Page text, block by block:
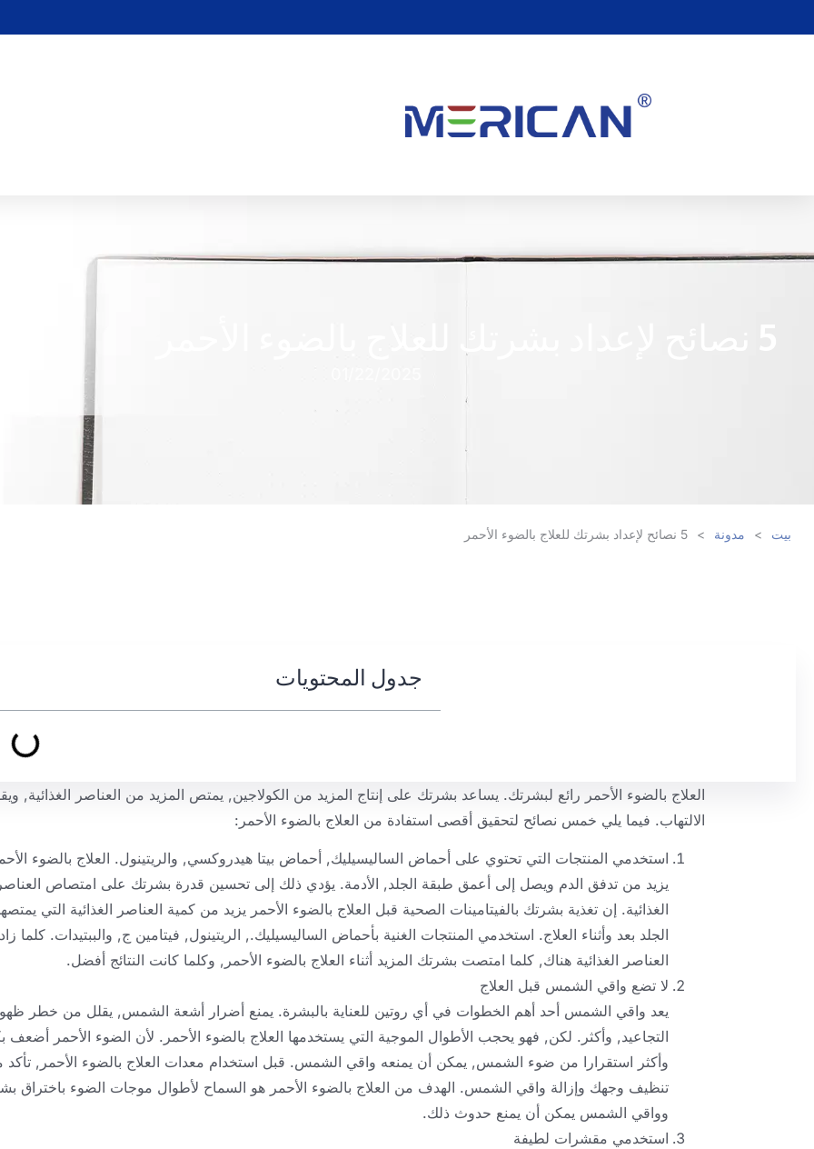
بيت > مدونة > 5 نصائح لإعداد بشرتك للعلاج بالضوء الأحمر
جدول المحتويات
العلاج بالضوء الأحمر رائع لبشرتك. يساعد بشرتك على إنتاج المزيد من الكولاجين, يمتص المزيد من العناصر الغذائية,
الالتهاب. فيما يلي خمس نصائح لتحقيق أقصى استفادة من العلاج بالضوء الأحمر:
استخدمي المنتجات التي تحتوي على أحماض الساليسيليك, أحماض بيتا هيدروكسي, والريتينول. العلاج بالضوء
يزيد من تدفق الدم ويصل إلى أعمق طبقة الجلد, الأدمة. يؤدي ذلك إلى تحسين قدرة بشرتك على امتصاص العناصر
الغذائية. إن تغذية بشرتك بالفيتامينات الصحية قبل العلاج بالضوء الأحمر يزيد من كمية العناصر الغذائية التي
الجلد بعد وأثناء العلاج. استخدمي المنتجات الغنية بأحماض الساليسيليك., الريتينول, فيتامين ج, والببتيدات. كلما
العناصر الغذائية هناك, كلما امتصت بشرتك المزيد أثناء العلاج بالضوء الأحمر, وكلما كانت النتائج أفضل.
لا تضع واقي الشمس قبل العلاج
يعد واقي الشمس أحد أهم الخطوات في أي روتين للعناية بالبشرة. يمنع أضرار أشعة الشمس, يقلل من خطر
التجاعيد, وأكثر. لكن, فهو يحجب الأطوال الموجية التي يستخدمها العلاج بالضوء الأحمر. لأن الضوء الأحمر أضعف
وأكثر استقرارا من ضوء الشمس, يمكن أن يمنعه واقي الشمس. قبل استخدام معدات العلاج بالضوء الأحمر, تأكد
تنظيف وجهك وإزالة واقي الشمس. الهدف من العلاج بالضوء الأحمر هو السماح لأطوال موجات الضوء باختراق
وواقي الشمس يمكن أن يمنع حدوث ذلك.
استخدمي مقشرات لطيفة